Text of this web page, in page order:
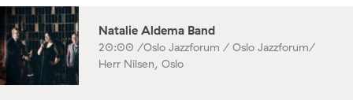
Natalie Aldema Band
20:00 /Oslo Jazzforum / Oslo Jazzforum/
Herr Nilsen, Oslo